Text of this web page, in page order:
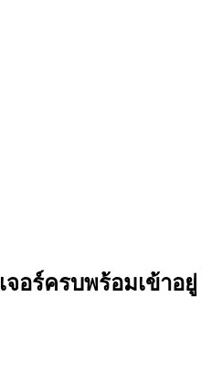
อร์ครบพร้อมเข้าอยู่